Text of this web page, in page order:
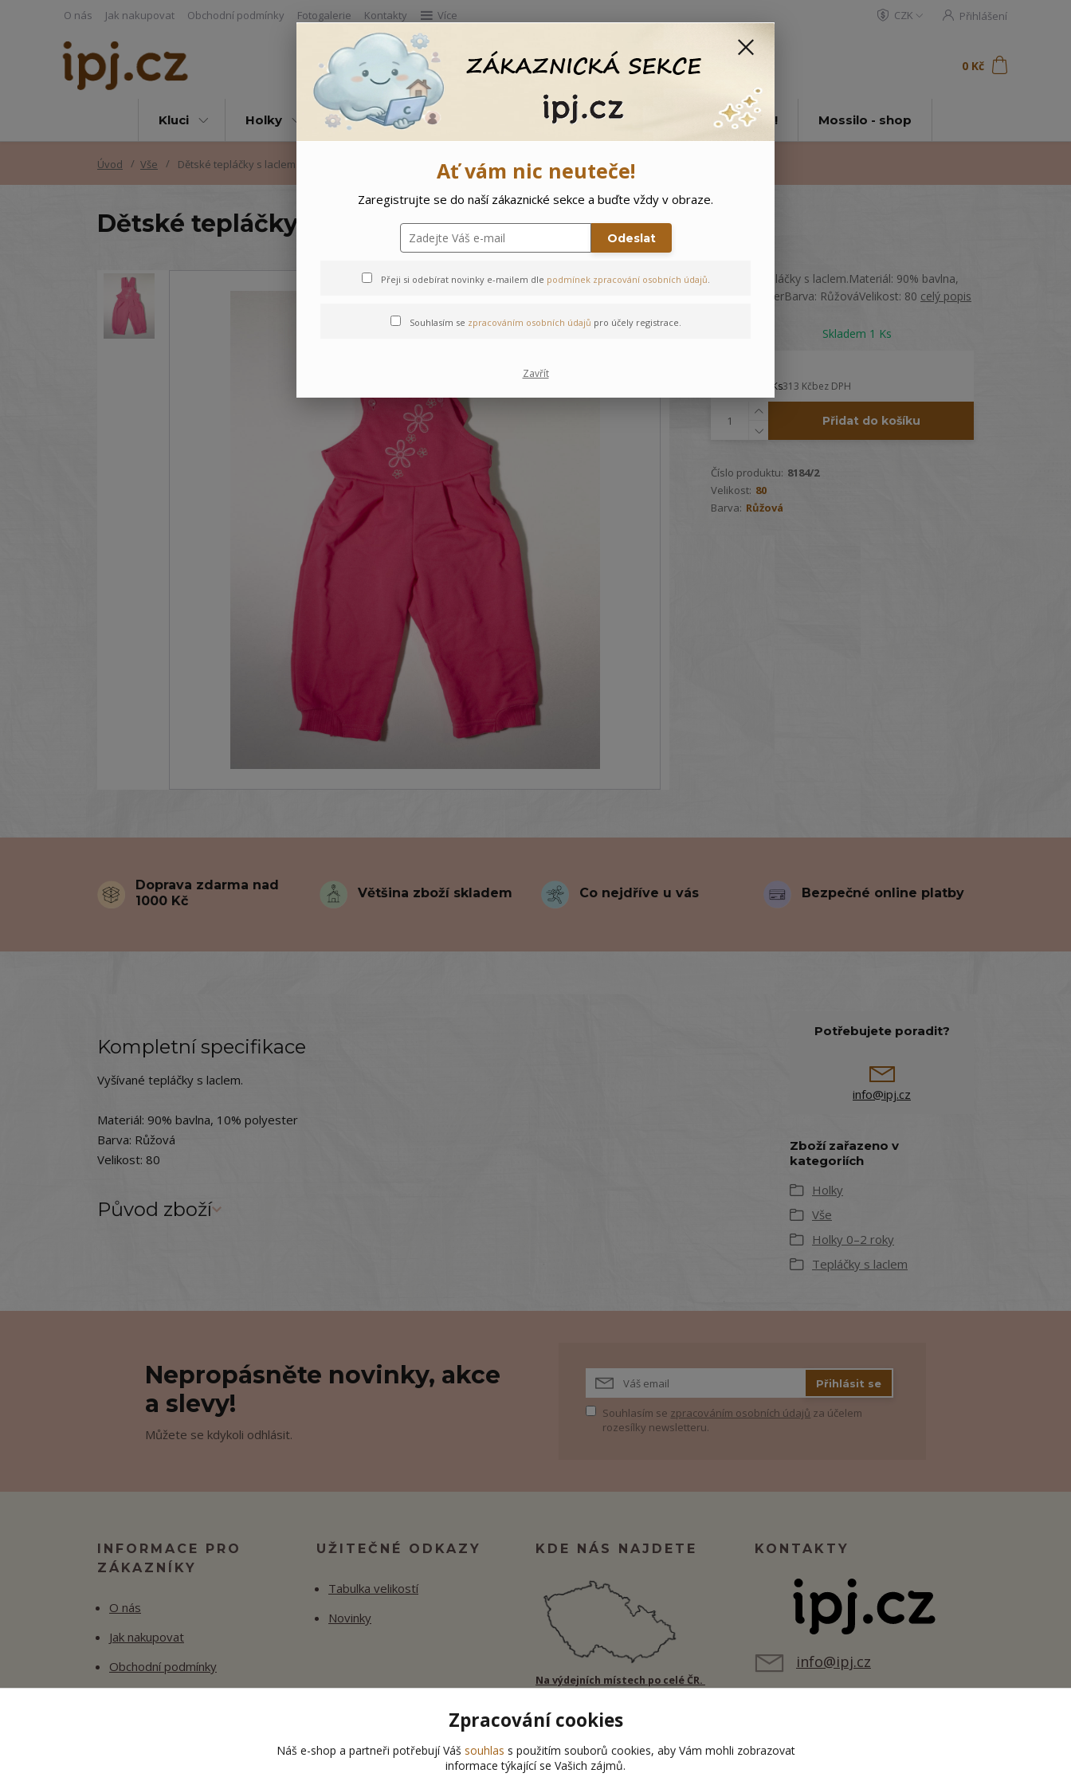
O nás Jak nakupovat Obchodní podmínky Fotogalerie Kontakty Více CZK Přihlášení
Hledat 0 Kč
Kluci Holky Vše Doprodej Ostatní 🌲 Vítejte ve světě Mossilo! Mossilo - shop
Úvod Vše Dětské tepláčky s laclem Květiny
Dětské tepláčky s laclem Květiny
Vyšívané tepláčky s laclem.Materiál: 90% bavlna,
10% polyesterBarva: RůžováVelikost: 80 celý popis
Skladem 1 Ks
Ks313 Kčbez DPH
Přidat do košíku
Číslo produktu: 8184/2
Velikost: 80
Barva: Růžová
Doprava zdarma nad
1000 Kč
Většina zboží skladem Co nejdříve u vás Bezpečné online platby
Kompletní specifikace
Vyšívané tepláčky s laclem.
Materiál: 90% bavlna, 10% polyester
Barva: Růžová
Velikost: 80
Původ zboží
Potřebujete poradit?
info@ipj.cz
Zboží zařazeno v
kategoriích
Holky
Vše
Holky 0–2 roky
Tepláčky s laclem
Nepropásněte novinky, akce
a slevy!
Můžete se kdykoli odhlásit.
Přihlásit se
Souhlasím se zpracováním osobních údajů za účelem
rozesílky newsletteru.
INFORMACE PRO
ZÁKAZNÍKY
O nás
Jak nakupovat
Obchodní podmínky
UŽITEČNÉ ODKAZY
Tabulka velikostí
Novinky
KDE NÁS NAJDETE
Na výdejních místech po celé ČR.
KONTAKTY
info@ipj.cz
Ať vám nic neuteče!
Zaregistrujte se do naší zákaznické sekce a buďte vždy v obraze.
Odeslat
Přeji si odebírat novinky e-mailem dle podmínek zpracování osobních údajů.
Souhlasím se zpracováním osobních údajů pro účely registrace.
Zavřít
Zpracování cookies
Náš e-shop a partneři potřebují Váš souhlas s použitím souborů cookies, aby Vám mohli zobrazovat
informace týkající se Vašich zájmů.